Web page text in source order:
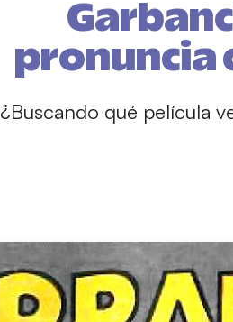
pronuncia
¿Buscando qué película